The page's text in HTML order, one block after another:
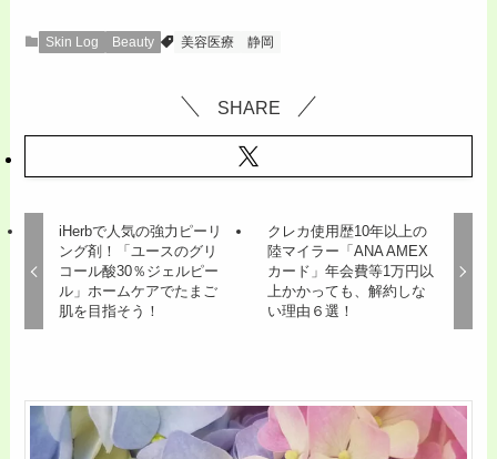
Skin Log Beauty 美容医療 静岡
SHARE
iHerbで人気の強力ピーリ
ング剤！「ユースのグリ
コール酸30％ジェルピー
ル」ホームケアでたまご
肌を目指そう！
クレカ使用歴10年以上の
陸マイラー「ANA AMEX
カード」年会費等1万円以
上かかっても、解約しな
い理由６選！